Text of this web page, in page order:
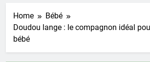
Home
Bébé
Doudou lange : le compagnon idéal
bébé